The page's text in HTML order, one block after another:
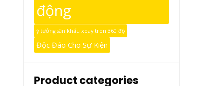
động
ý tưởng sân khấu xoay tròn 360 độ
Độc Đáo Cho Sự Kiện
Product categories